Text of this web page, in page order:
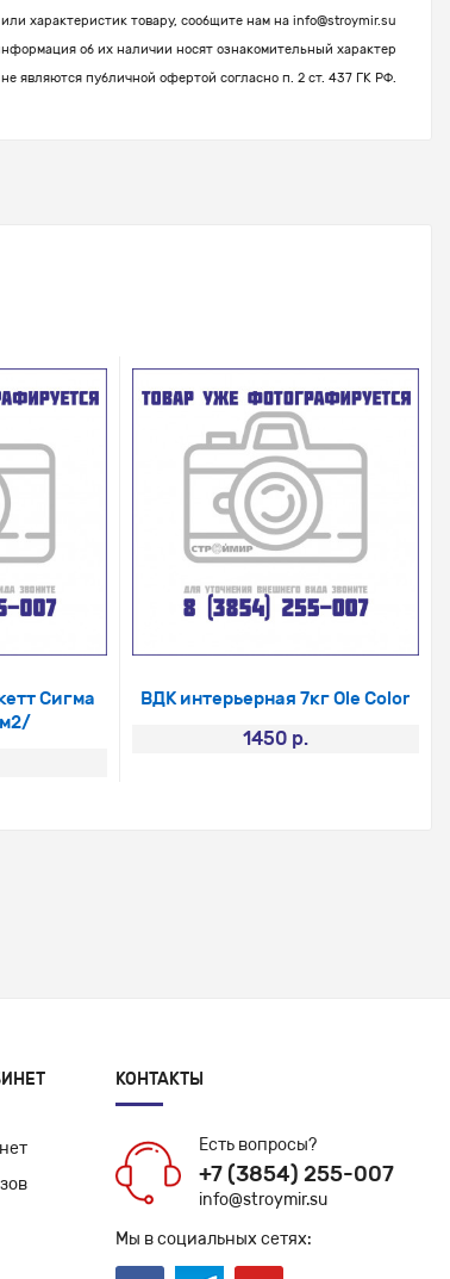
характеристик товару, сообщите нам на info@stroymir.su
об их наличии носят ознакомительный характер
являются публичной офертой согласно п. 2 ст. 437 ГК РФ.
Сигма
ВДК интерьерная 7кг Ole Color
1450 р.
КОНТАКТЫ
Есть вопросы?
+7 (3854) 255-007
info@stroymir.su
Мы в социальных сетях: